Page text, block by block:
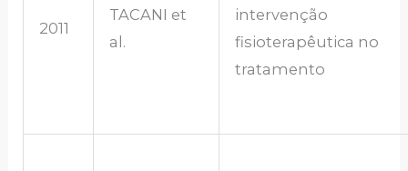
2011
TACANI et
al.
intervenção
fisioterapêutica no
tratamento